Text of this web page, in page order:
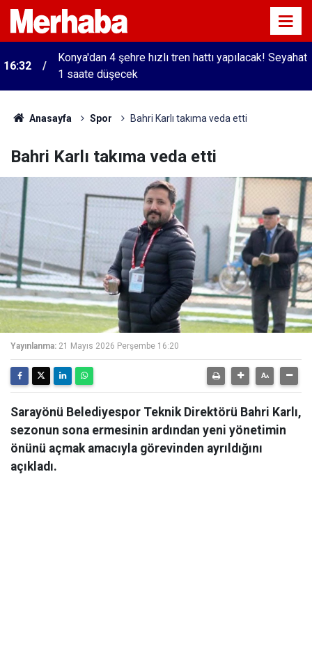
16:32
Konya'dan 4 şehre hızlı tren hattı yapılacak! Seyahat
1 saate düşecek
Anasayfa Spor Bahri Karlı takıma veda etti
Bahri Karlı takıma veda etti
Yayınlanma: 21 Mayıs 2026 Perşembe 16:20
Sarayönü Belediyespor Teknik Direktörü Bahri Karlı,
sezonun sona ermesinin ardından yeni yönetimin
önünü açmak amacıyla görevinden ayrıldığını
açıkladı.